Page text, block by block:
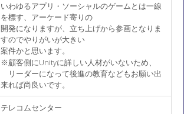
いわゆるアプリ・ソーシャルのゲームとは一線
を標す、アーケード寄りの
開発になりますが、立ち上げから参画となりま
すのでやりがいが大きい
案件かと思います。
※顧客側にUnityに詳しい人材がいないため、
リーダーになって後進の教育などもお願い出
来れば尚良いです。
テレコムセンター